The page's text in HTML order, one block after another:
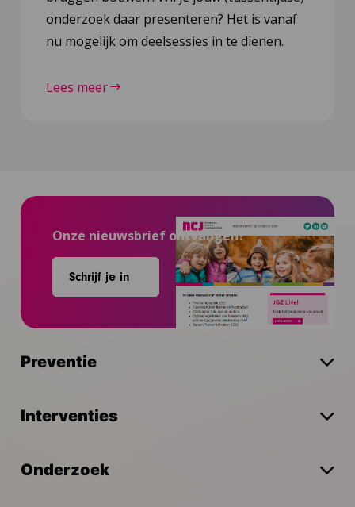
onderzoek daar presenteren? Het is vanaf
nu mogelijk om deelsessies in te dienen.
Lees meer
Onze nieuwsbrief ontvangen?
Schrijf je in
Preventie
Interventies
Onderzoek